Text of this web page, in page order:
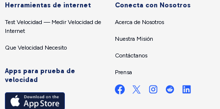
Herramientas de internet
Test Velocidad — Medir Velocidad de
Internet
Que Velocidad Necesito
Apps para prueba de
velocidad
Conecta con Nosotros
Acerca de Nosotros
Nuestra Misión
Contáctanos
Prensa